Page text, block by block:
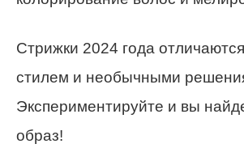
Стрижки 2024 года
стилем и необычными
Экспериментируйте и вы
образ!